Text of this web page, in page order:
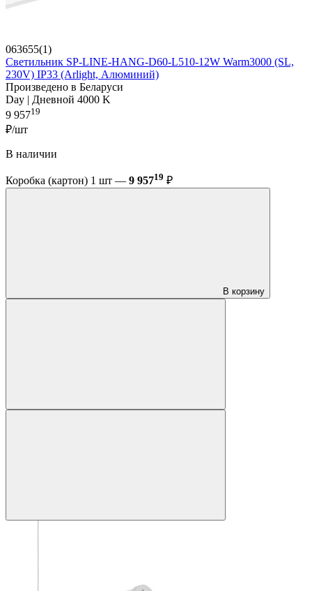
063655(1)
Светильник SP-LINE-HANG-D60-L510-12W Warm3000 (SL,
230V) IP33 (Arlight, Алюминий)
Произведено в Беларуси
Day | Дневной 4000 K
9 95719
₽/шт
В наличии
Коробка (картон) 1 шт — 9 95719 ₽
В корзину